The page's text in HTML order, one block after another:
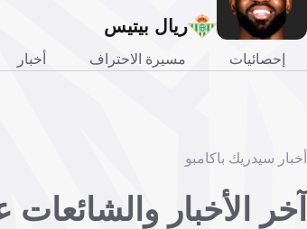
ريال بيتيس
إحصائيات مسيرة الاحتراف أخبار
أخبار سيدريك باكامبو
آخر الأخبار